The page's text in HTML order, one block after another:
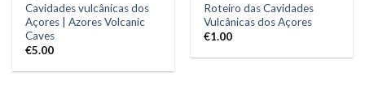
Cavidades vulcânicas dos
Açores | Azores Volcanic
Caves
€5.00
Roteiro das Cavidades
Vulcânicas dos Açores
€1.00